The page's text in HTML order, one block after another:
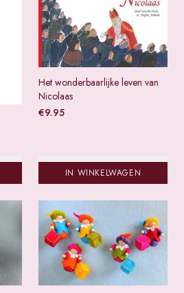
Het wonderbaarlijke leven van
Nicolaas
€9.95
IN WINKELWAGEN